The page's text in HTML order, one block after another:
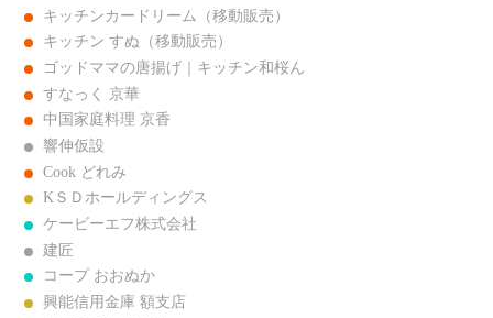
キッチンカードリーム（移動販売）
キッチン すぬ（移動販売）
ゴッドママの唐揚げ｜キッチン和桜ん
すなっく 京華
中国家庭料理 京香
響伸仮設
Cook どれみ
KＳＤホールディングス
ケービーエフ株式会社
建匠
コープ おおぬか
興能信用金庫 額支店